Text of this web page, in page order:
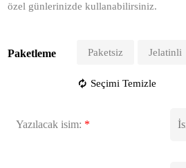
özel günlerinizde kullanabilirsiniz.
Paketleme Paketsiz Jelatinli
Seçimi Temizle
Yazılacak isim: *